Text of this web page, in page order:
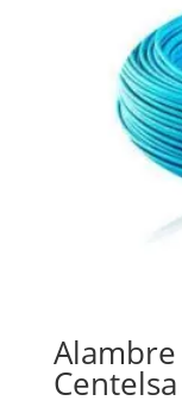
Alambre